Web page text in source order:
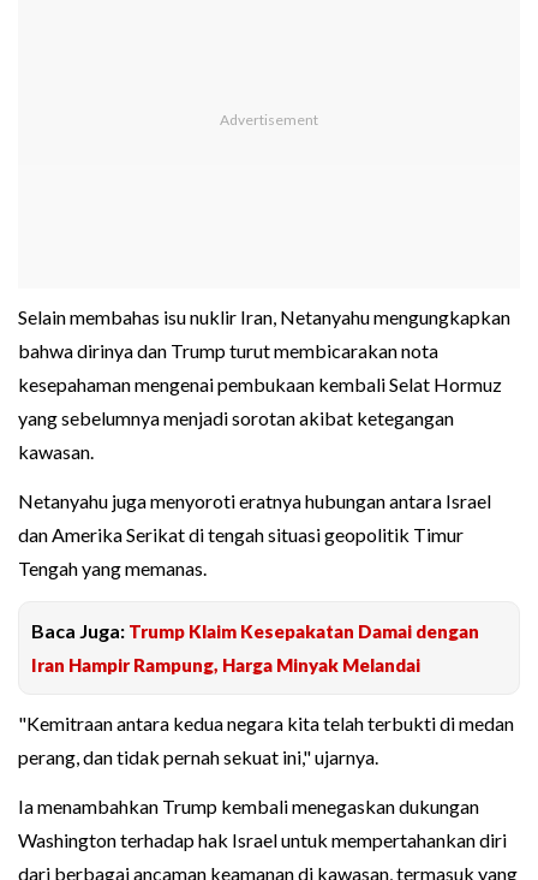
Selain membahas isu nuklir Iran, Netanyahu mengungkapkan
bahwa dirinya dan Trump turut membicarakan nota
kesepahaman mengenai pembukaan kembali Selat Hormuz
yang sebelumnya menjadi sorotan akibat ketegangan
kawasan.
Netanyahu juga menyoroti eratnya hubungan antara Israel
dan Amerika Serikat di tengah situasi geopolitik Timur
Tengah yang memanas.
Baca Juga: Trump Klaim Kesepakatan Damai dengan
Iran Hampir Rampung, Harga Minyak Melandai
"Kemitraan antara kedua negara kita telah terbukti di medan
perang, dan tidak pernah sekuat ini," ujarnya.
Ia menambahkan Trump kembali menegaskan dukungan
Washington terhadap hak Israel untuk mempertahankan diri
dari berbagai ancaman keamanan di kawasan, termasuk yang